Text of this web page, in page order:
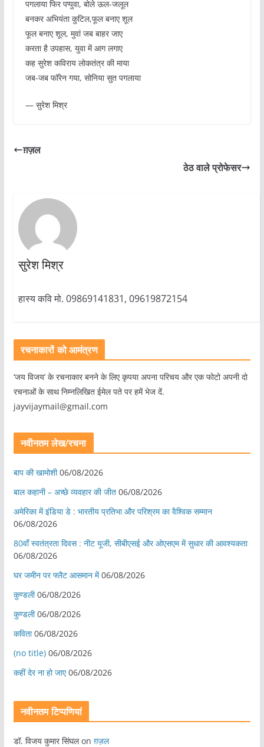
पगलाया फिर पप्पुवा, बोले ऊल-जलूल
बनकर अभियंता कुटिल,फूल बनाए शूल
फूल बनाए शूल, मुवां जब बाहर जाए
करता है उपहास, युवा में आग लगाए
कह सुरेश कविराय लोकतंत्र की माया
जब-जब फॉरेन गया, सोनिया सुत पगलाया
— सुरेश मिश्र
ग़ज़ल
ठेठ वाले प्रोफेसर
सुरेश मिश्र
हास्य कवि मो. 09869141831, 09619872154
रचनाकारों को आमंत्रण
‘जय विजय’ के रचनाकार बनने के लिए कृपया अपना परिचय और एक फोटो अपनी दो
रचनाओं के साथ निम्नलिखित ईमेल पते पर हमें भेज दें.
jayvijaymail@gmail.com
नवीनतम लेख/रचना
बाप की खामोशी 06/08/2026
बाल कहानी – अच्छे व्यवहार की जीत 06/08/2026
अमेरिका में इंडिया डे : भारतीय प्रतिभा और परिश्रम का वैश्विक सम्मान
06/08/2026
80वाँ स्वतंत्रता दिवस : नीट यूजी, सीबीएसई और ओएसएम में सुधार की आवश्यकता
06/08/2026
घर जमीन पर फ्लैट आसमान में 06/08/2026
कुण्डली 06/08/2026
कुण्डली 06/08/2026
कविता 06/08/2026
(no title) 06/08/2026
कहीं देर ना हो जाए 06/08/2026
नवीनतम टिप्पणियां
डॉ. विजय कुमार सिंघलon ग़ज़ल